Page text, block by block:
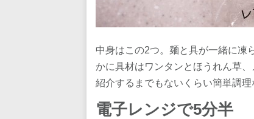
中身はこの2つ。麺と具が一緒に凍
かに具材はワンタンとほうれん草、
紹介するまでもないくらい簡単調
電子レンジで5分半